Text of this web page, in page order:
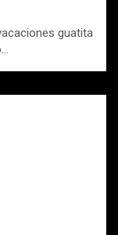
guatita